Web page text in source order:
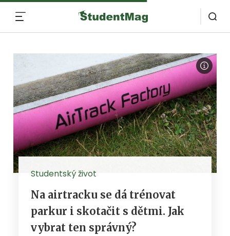
Studentský život
Na airtracku se dá trénovat
parkur i skotačit s dětmi. Jak
vybrat ten správný?